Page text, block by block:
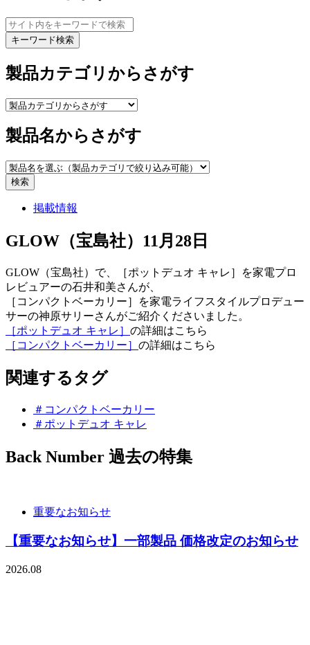
キーワード検索
製品カテゴリからさがす
製品名からさがす
検索
掲載情報
GLOW（宝島社）11月28日
GLOW（宝島社）で、［ポットデュオ キャレ］を家電プロ
レビュアーの石井和美さんが、
［コンパクトベーカリー］を家電ライフスタイルプロデュー
サーの神原サリーさんがご紹介くださいました。
［ポットデュオ キャレ］ の詳細はこちら
［コンパクトベーカリー］ の詳細はこちら
関連するタグ
＃コンパクトベーカリー
＃ポットデュオ キャレ
Back Number 過去の特集
重要なお知らせ
【重要なお知らせ】一部製品 価格改定のお知らせ
2026.08